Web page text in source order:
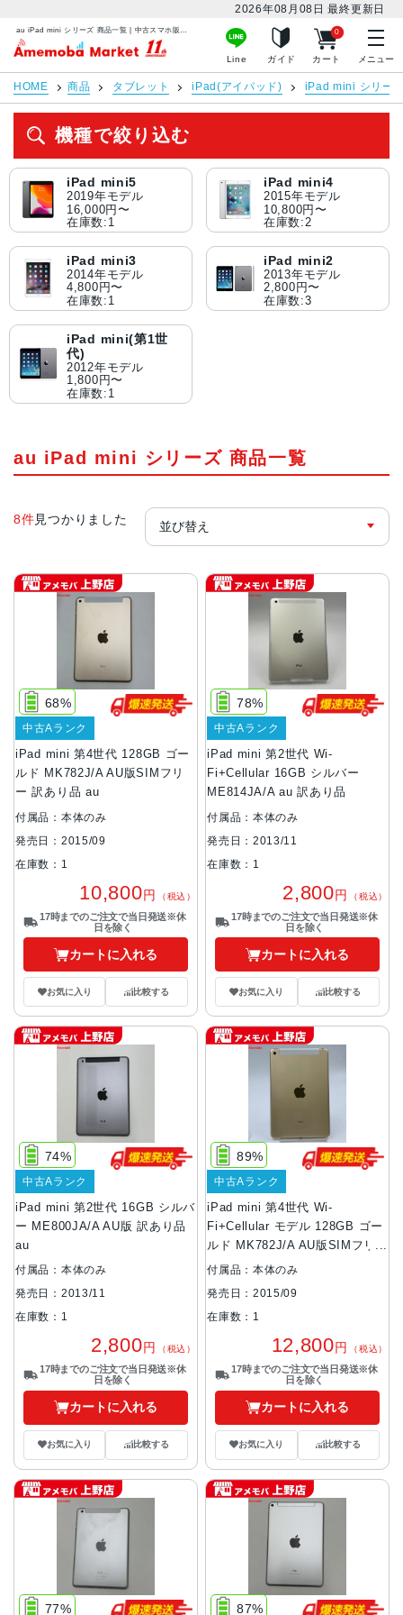
2026年08月08日 最終更新日
アメモバマーケット
Line ガイド カート
0
メニュー
HOME 商品 タブレット iPad(アイパッド) iPad mini シリー
機種で絞り込む
iPad mini5
2019年モデル
16,000円〜
在庫数:1
iPad mini4
2015年モデル
10,800円〜
在庫数:2
iPad mini3
2014年モデル
4,800円〜
在庫数:1
iPad mini2
2013年モデル
2,800円〜
在庫数:3
iPad mini(第1世
代)
2012年モデル
1,800円〜
在庫数:1
au iPad mini シリーズ 商品一覧
8件見つかりました
iPad mini 第4世代 128GB ゴー
ルド MK782J/A AU版SIMフリ
ー 訳あり品 au
68%
中古Aランク
付属品：本体のみ
発売日：2015/09
在庫数：1
10,800円 （税込）
17時までのご注文で当日発送※休
日を除く
カートに入れる
お気に入り 比較する
iPad mini 第2世代 Wi-
Fi+Cellular 16GB シルバー
ME814JA/A au 訳あり品
78%
中古Aランク
付属品：本体のみ
発売日：2013/11
在庫数：1
2,800円 （税込）
17時までのご注文で当日発送※休
日を除く
カートに入れる
お気に入り 比較する
iPad mini 第2世代 16GB シルバ
ー ME800JA/A AU版 訳あり品
au
74%
中古Aランク
付属品：本体のみ
発売日：2013/11
在庫数：1
2,800円 （税込）
17時までのご注文で当日発送※休
日を除く
カートに入れる
お気に入り 比較する
iPad mini 第4世代 Wi-
Fi+Cellular モデル 128GB ゴー
ルド MK782J/A AU版SIMフリ
ー 訳あり品 au
89%
中古Aランク
付属品：本体のみ
発売日：2015/09
在庫数：1
12,800円 （税込）
17時までのご注文で当日発送※休
日を除く
カートに入れる
お気に入り 比較する
77% 87%